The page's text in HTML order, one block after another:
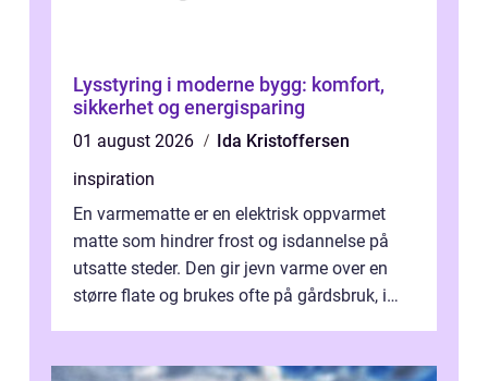
Lysstyring i moderne bygg: komfort,
sikkerhet og energisparing
01 august 2026
Ida Kristoffersen
inspiration
En varmematte er en elektrisk oppvarmet
matte som hindrer frost og isdannelse på
utsatte steder. Den gir jevn varme over en
større flate og brukes ofte på gårdsbruk, i